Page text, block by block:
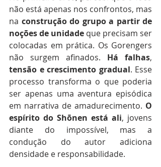
não está apenas nos confrontos, mas
na construção do grupo a partir de
noçõesde unidade que precisam ser
colocadas em prática. Os Gorengers
não surgem afinados. Há falhas
tensão e crescimento gradual. Esse
processo transforma o que poderia
ser apenas uma aventura episódica
em narrativa de amadurecimento. O
espírito do Shōnen está ali, jovens
diante do impossível, mas a
condução do autor adiciona
densidade e responsabilidade.